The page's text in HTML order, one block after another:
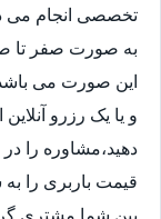
تخصصی انجام می
به صورت صفر تا
این صورت می
و یا یک رزرو
دهید،مشاوره را
قیمت باربری را به